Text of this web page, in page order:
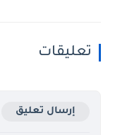
تعليقات
إرسال تعليق